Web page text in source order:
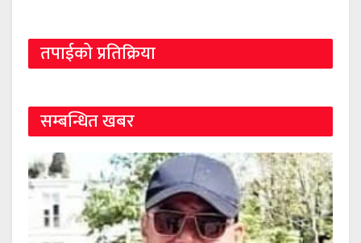
तपाईको प्रतिक्रिया
सम्बन्धित खबर